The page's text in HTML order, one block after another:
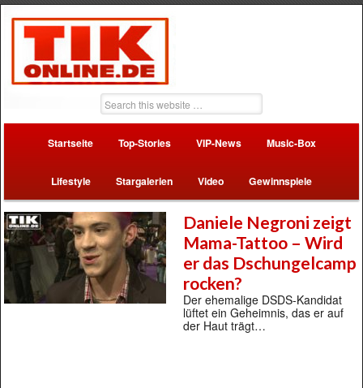
Startseite Top-Stories VIP-News Music-Box
Lifestyle Stargalerien Video Gewinnspiele
Daniele Negroni zeigt
Mama-Tattoo – Wird
er das Dschungelcamp
rocken?
Der ehemalige DSDS-Kandidat
lüftet ein Geheimnis, das er auf
der Haut trägt…